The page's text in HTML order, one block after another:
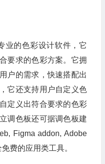
业的色彩设计软件，它
要求的色彩方案。它拥
户的需求，快速搭配出
它还支持用户自定义色
定义出符合要求的色彩
调色板还可据调色板建
Figma addon, Adobe
费的应用类工具。